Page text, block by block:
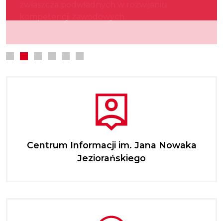
Centrum Informacji im. Jana Nowaka
Jeziorańskiego